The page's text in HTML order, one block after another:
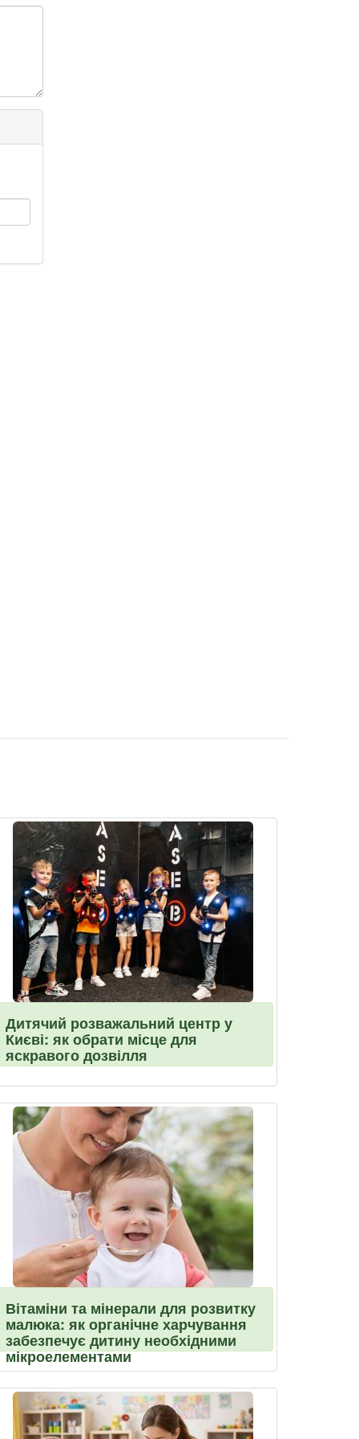
Дитячий розважальний центр у
Києві: як обрати місце для
яскравого дозвілля
Вітаміни та мінерали для розвитку
малюка: як органічне харчування
забезпечує дитину необхідними
мікроелементами